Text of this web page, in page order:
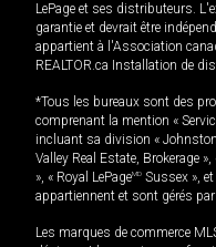
LePage et ses distributeurs.
garantie et devrait être
appartient à l'Association
REALTOR.ca Installation de
*Tous les bureaux sont des
comprenant la mention «
incluant sa division « Johnston
Valley Real Estate, Brokerage »,
», « Royal LePageMD Sussex »,
appartiennent et sont gérés
Les marques de commerce